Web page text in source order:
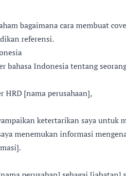
bagaimana cara membuat
referensi.
bahasa Indonesia tentang
HRD [nama perusahaan],
ketertarikan saya untuk
menemukan informasi